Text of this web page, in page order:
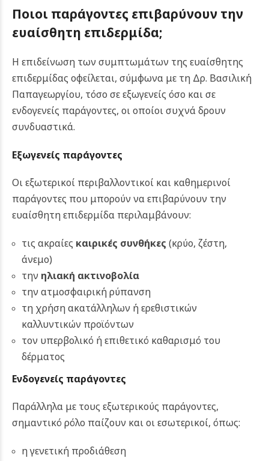
Ποιοι παράγοντες επιβαρύνουν την
ευαίσθητη επιδερμίδα;
Η επιδείνωση των συμπτωμάτων της ευαίσθητης
επιδερμίδας οφείλεται, σύμφωνα με τη Δρ. Βασιλική
Παπαγεωργίου, τόσο σε εξωγενείς όσο και σε
ενδογενείς παράγοντες, οι οποίοι συχνά δρουν
συνδυαστικά.
Εξωγενείς παράγοντες
Οι εξωτερικοί περιβαλλοντικοί και καθημερινοί
παράγοντες που μπορούν να επιβαρύνουν την
ευαίσθητη επιδερμίδα περιλαμβάνουν:
τις ακραίες καιρικές συνθήκες (κρύο, ζέστη,
άνεμο)
την ηλιακή ακτινοβολία
την ατμοσφαιρική ρύπανση
τη χρήση ακατάλληλων ή ερεθιστικών
καλλυντικών προϊόντων
τον υπερβολικό ή επιθετικό καθαρισμό του
δέρματος
Ενδογενείς παράγοντες
Παράλληλα με τους εξωτερικούς παράγοντες,
σημαντικό ρόλο παίζουν και οι εσωτερικοί, όπως:
η γενετική προδιάθεση